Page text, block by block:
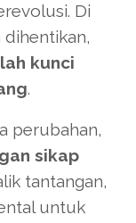
Di
dihentikan,
kunci
.
perubahan,
sikap
tantangan,
untuk